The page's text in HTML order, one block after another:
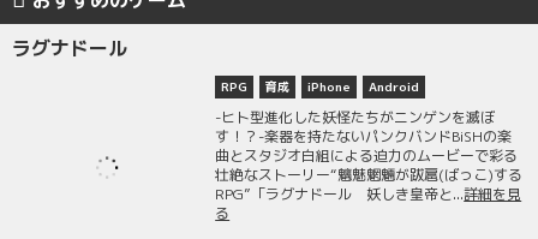
ラグナドール
RPG 育成 iPhone Android
-ヒト型進化した妖怪たちがニンゲンを滅ぼ
す！？-楽器を持たないパンクバンドBiSHの楽
曲とスタジオ白組による迫力のムービーで彩る
壮絶なストーリー“魑魅魍魎が跋扈(ばっこ)する
RPG”「ラグナドール 妖しき皇帝と...詳細を見
る